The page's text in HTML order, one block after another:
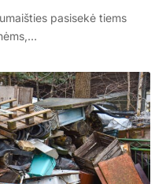
pasisekė tiems